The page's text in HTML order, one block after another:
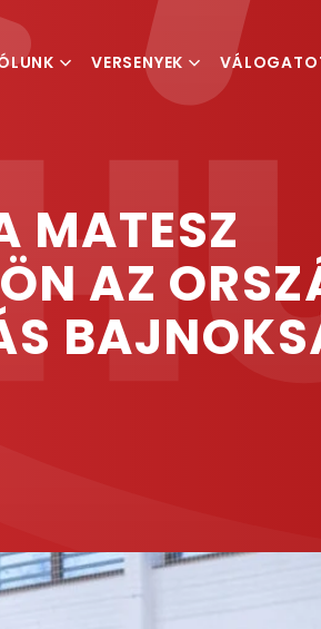
VERSENYEK
ESEMÉNYSZERVEZÉS
MATESZ
AZ